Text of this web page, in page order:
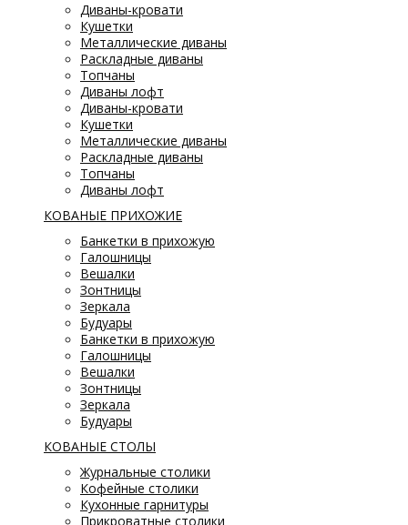
Диваны-кровати
Кушетки
Металлические диваны
Раскладные диваны
Топчаны
Диваны лофт
Диваны-кровати
Кушетки
Металлические диваны
Раскладные диваны
Топчаны
Диваны лофт
КОВАНЫЕ ПРИХОЖИЕ
Банкетки в прихожую
Галошницы
Вешалки
Зонтницы
Зеркала
Будуары
Банкетки в прихожую
Галошницы
Вешалки
Зонтницы
Зеркала
Будуары
КОВАНЫЕ СТОЛЫ
Журнальные столики
Кофейные столики
Кухонные гарнитуры
Прикроватные столики